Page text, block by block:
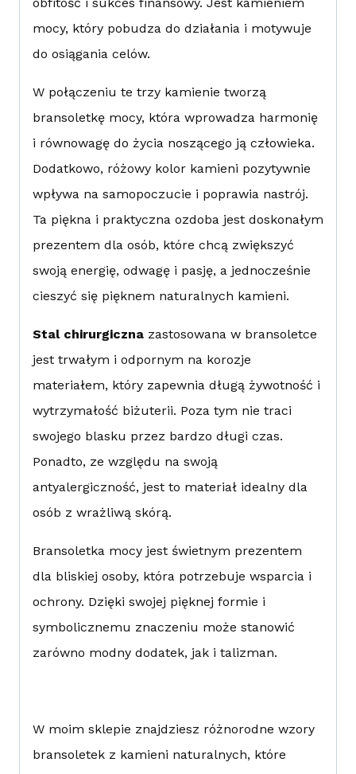
mocy, który pobudza do działania i motywuje
do osiągania celów.
W połączeniu te trzy kamienie tworzą
bransoletkę mocy, która wprowadza harmonię
i równowagę do życia noszącego ją człowieka.
Dodatkowo, różowy kolor kamieni pozytywnie
wpływa na samopoczucie i poprawia nastrój.
Ta piękna i praktyczna ozdoba jest doskonałym
prezentem dla osób, które chcą zwiększyć
swoją energię, odwagę i pasję, a jednocześnie
cieszyć się pięknem naturalnych kamieni.
Stal chirurgiczna zastosowana w bransoletce
jest trwałym i odpornym na korozje
materiałem, który zapewnia długą żywotność i
wytrzymałość biżuterii. Poza tym nie traci
swojego blasku przez bardzo długi czas.
Ponadto, ze względu na swoją
antyalergiczność, jest to materiał idealny dla
osób z wrażliwą skórą.
Bransoletka mocy jest świetnym prezentem
dla bliskiej osoby, która potrzebuje wsparcia i
ochrony. Dzięki swojej pięknej formie i
symbolicznemu znaczeniu może stanowić
zarówno modny dodatek, jak i talizman.
W moim sklepie znajdziesz różnorodne wzory
bransoletek z kamieni naturalnych, które